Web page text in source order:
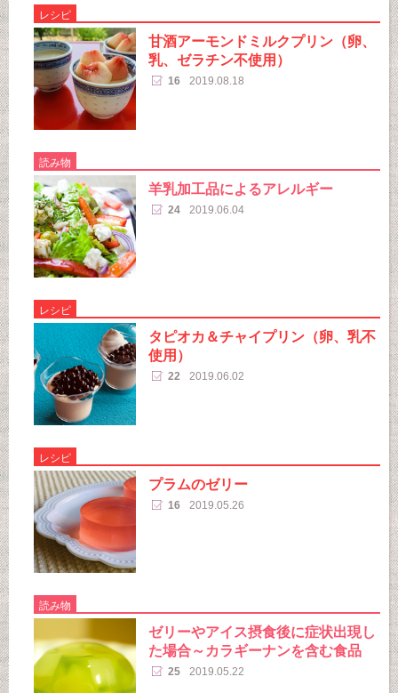
レシピ
甘酒アーモンドミルクプリン（卵、
乳、ゼラチン不使用）
16 2019.08.18
読み物
羊乳加工品によるアレルギー
24 2019.06.04
レシピ
タピオカ＆チャイプリン（卵、乳不
使用）
22 2019.06.02
レシピ
プラムのゼリー
16 2019.05.26
読み物
ゼリーやアイス摂食後に症状出現し
た場合～カラギーナンを含む食品
25 2019.05.22